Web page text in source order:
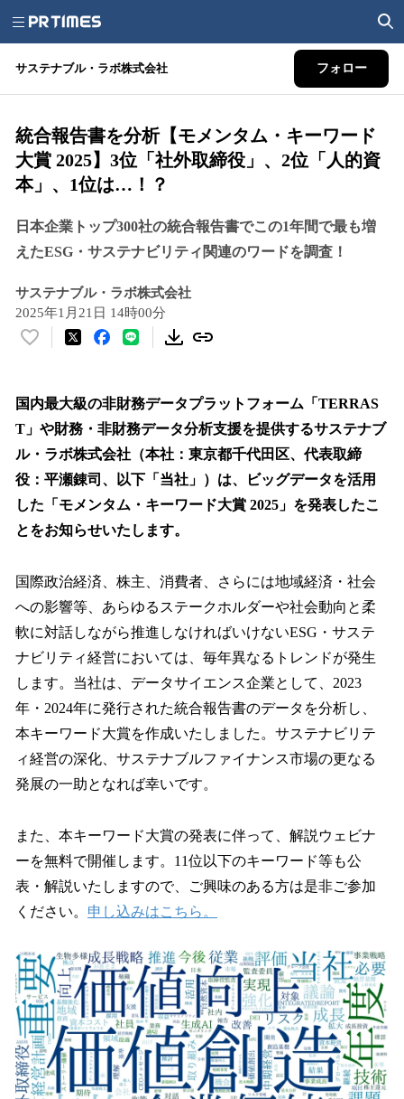
サステナブル・ラボ株式会社 フォロー
統合報告書を分析【モメンタム・キーワード
大賞 2025】3位「社外取締役」、2位「人的資
本」、1位は…！？
日本企業トップ300社の統合報告書でこの1年間で最も増
えたESG・サステナビリティ関連のワードを調査！
サステナブル・ラボ株式会社
2025年1月21日 14時00分
い
！
数
を
読
み
込
み
中
す
国内最大級の非財務データプラットフォーム「TERRAS
T」や財務・非財務データ分析支援を提供するサステナブ
ル・ラボ株式会社（本社：東京都千代田区、代表取締
役：平瀬錬司、以下「当社」）は、ビッグデータを活用
した「モメンタム・キーワード大賞 2025」を発表したこ
とをお知らせいたします。
国際政治経済、株主、消費者、さらには地域経済・社会
への影響等、あらゆるステークホルダーや社会動向と柔
軟に対話しながら推進しなければいけないESG・サステ
ナビリティ経営においては、毎年異なるトレンドが発生
します。当社は、データサイエンス企業として、2023
年・2024年に発行された統合報告書のデータを分析し、
本キーワード大賞を作成いたしました。サステナビリテ
ィ経営の深化、サステナブルファイナンス市場の更なる
発展の一助となれば幸いです。
また、本キーワード大賞の発表に伴って、解説ウェビナ
ーを無料で開催します。11位以下のキーワード等も公
表・解説いたしますので、ご興味のある方は是非ご参加
ください。 申し込みはこちら。